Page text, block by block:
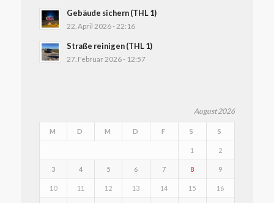
Gebäude sichern (THL 1)
22. April 2026 - 22:16
Straße reinigen (THL 1)
27. Februar 2026 - 12:57
August 2026
M D M D F S S
1 2
3 4 5 6 7 8 9
10 11 12 13 14 15 16